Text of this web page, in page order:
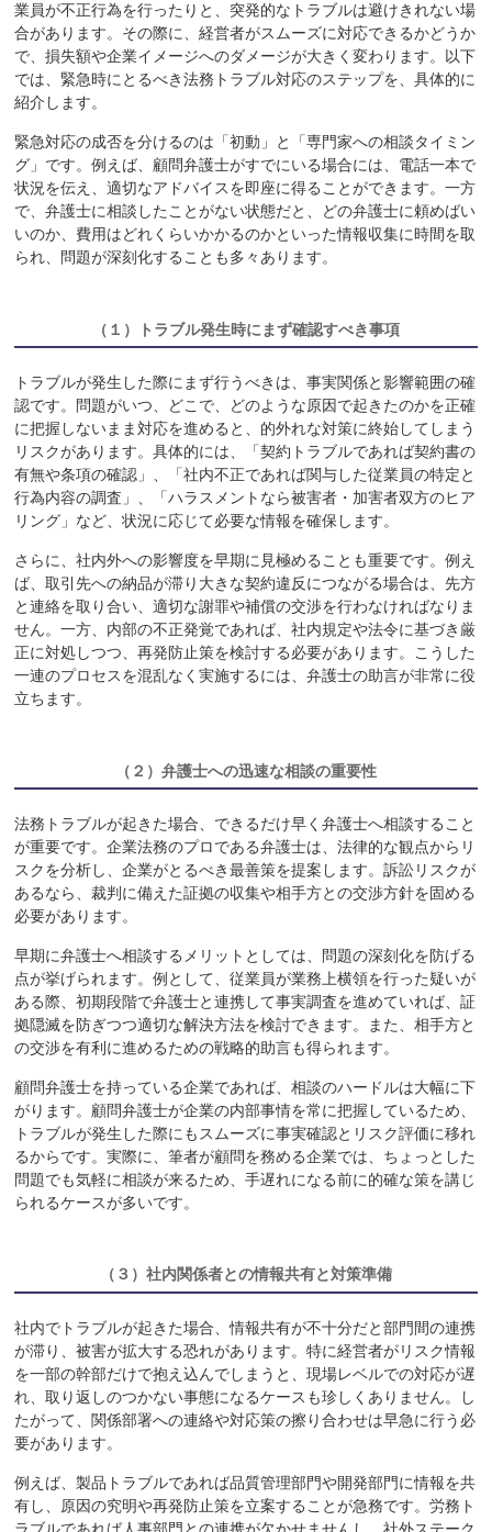
業員が不正行為を行ったりと、突発的なトラブルは避けきれない場
合があります。その際に、経営者がスムーズに対応できるかどうか
で、損失額や企業イメージへのダメージが大きく変わります。以下
では、緊急時にとるべき法務トラブル対応のステップを、具体的に
紹介します。
緊急対応の成否を分けるのは「初動」と「専門家への相談タイミン
グ」です。例えば、顧問弁護士がすでにいる場合には、電話一本で
状況を伝え、適切なアドバイスを即座に得ることができます。一方
で、弁護士に相談したことがない状態だと、どの弁護士に頼めばい
いのか、費用はどれくらいかかるのかといった情報収集に時間を取
られ、問題が深刻化することも多々あります。
（１） トラブル発生時にまず確認すべき事項
トラブルが発生した際にまず行うべきは、事実関係と影響範囲の確
認です。問題がいつ、どこで、どのような原因で起きたのかを正確
に把握しないまま対応を進めると、的外れな対策に終始してしまう
リスクがあります。具体的には、「契約トラブルであれば契約書の
有無や条項の確認」、「社内不正であれば関与した従業員の特定と
行為内容の調査」、「ハラスメントなら被害者・加害者双方のヒア
リング」など、状況に応じて必要な情報を確保します。
さらに、社内外への影響度を早期に見極めることも重要です。例え
ば、取引先への納品が滞り大きな契約違反につながる場合は、先方
と連絡を取り合い、適切な謝罪や補償の交渉を行わなければなりま
せん。一方、内部の不正発覚であれば、社内規定や法令に基づき厳
正に対処しつつ、再発防止策を検討する必要があります。こうした
一連のプロセスを混乱なく実施するには、弁護士の助言が非常に役
立ちます。
（２） 弁護士への迅速な相談の重要性
法務トラブルが起きた場合、できるだけ早く弁護士へ相談すること
が重要です。企業法務のプロである弁護士は、法律的な観点からリ
スクを分析し、企業がとるべき最善策を提案します。訴訟リスクが
あるなら、裁判に備えた証拠の収集や相手方との交渉方針を固める
必要があります。
早期に弁護士へ相談するメリットとしては、問題の深刻化を防げる
点が挙げられます。例として、従業員が業務上横領を行った疑いが
ある際、初期段階で弁護士と連携して事実調査を進めていれば、証
拠隠滅を防ぎつつ適切な解決方法を検討できます。また、相手方と
の交渉を有利に進めるための戦略的助言も得られます。
顧問弁護士を持っている企業であれば、相談のハードルは大幅に下
がります。顧問弁護士が企業の内部事情を常に把握しているため、
トラブルが発生した際にもスムーズに事実確認とリスク評価に移れ
るからです。実際に、筆者が顧問を務める企業では、ちょっとした
問題でも気軽に相談が来るため、手遅れになる前に的確な策を講じ
られるケースが多いです。
（３） 社内関係者との情報共有と対策準備
社内でトラブルが起きた場合、情報共有が不十分だと部門間の連携
が滞り、被害が拡大する恐れがあります。特に経営者がリスク情報
を一部の幹部だけで抱え込んでしまうと、現場レベルでの対応が遅
れ、取り返しのつかない事態になるケースも珍しくありません。し
たがって、関係部署への連絡や対応策の擦り合わせは早急に行う必
要があります。
例えば、製品トラブルであれば品質管理部門や開発部門に情報を共
有し、原因の究明や再発防止策を立案することが急務です。労務ト
ラブルであれば人事部門との連携が欠かせませんし、社外ステーク